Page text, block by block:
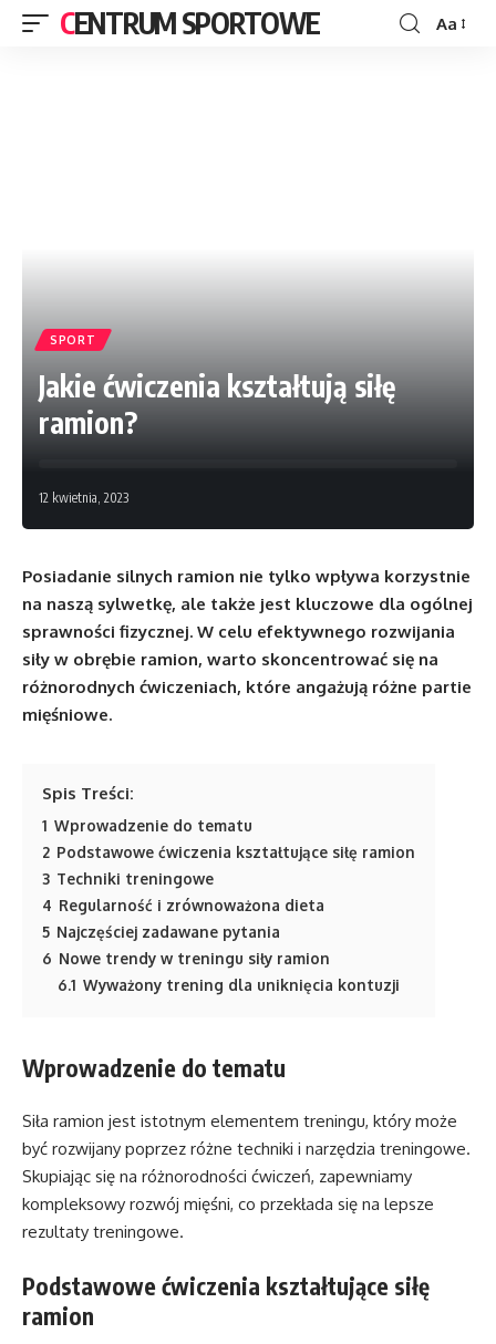
CENTRUM SPORTOWE Aa
SPORT
Jakie ćwiczenia kształtują siłę
ramion?
12 kwietnia, 2023
Posiadanie silnych ramion nie tylko wpływa korzystnie
na naszą sylwetkę, ale także jest kluczowe dla ogólnej
sprawności fizycznej. W celu efektywnego rozwijania
siły w obrębie ramion, warto skoncentrować się na
różnorodnych ćwiczeniach, które angażują różne partie
mięśniowe.
Spis Treści:
1 Wprowadzenie do tematu
2 Podstawowe ćwiczenia kształtujące siłę ramion
3 Techniki treningowe
4 Regularność i zrównoważona dieta
5 Najczęściej zadawane pytania
6 Nowe trendy w treningu siły ramion
6.1 Wyważony trening dla uniknięcia kontuzji
Wprowadzenie do tematu
Siła ramion jest istotnym elementem treningu, który może
być rozwijany poprzez różne techniki i narzędzia treningowe.
Skupiając się na różnorodności ćwiczeń, zapewniamy
kompleksowy rozwój mięśni, co przekłada się na lepsze
rezultaty treningowe.
Podstawowe ćwiczenia kształtujące siłę
ramion